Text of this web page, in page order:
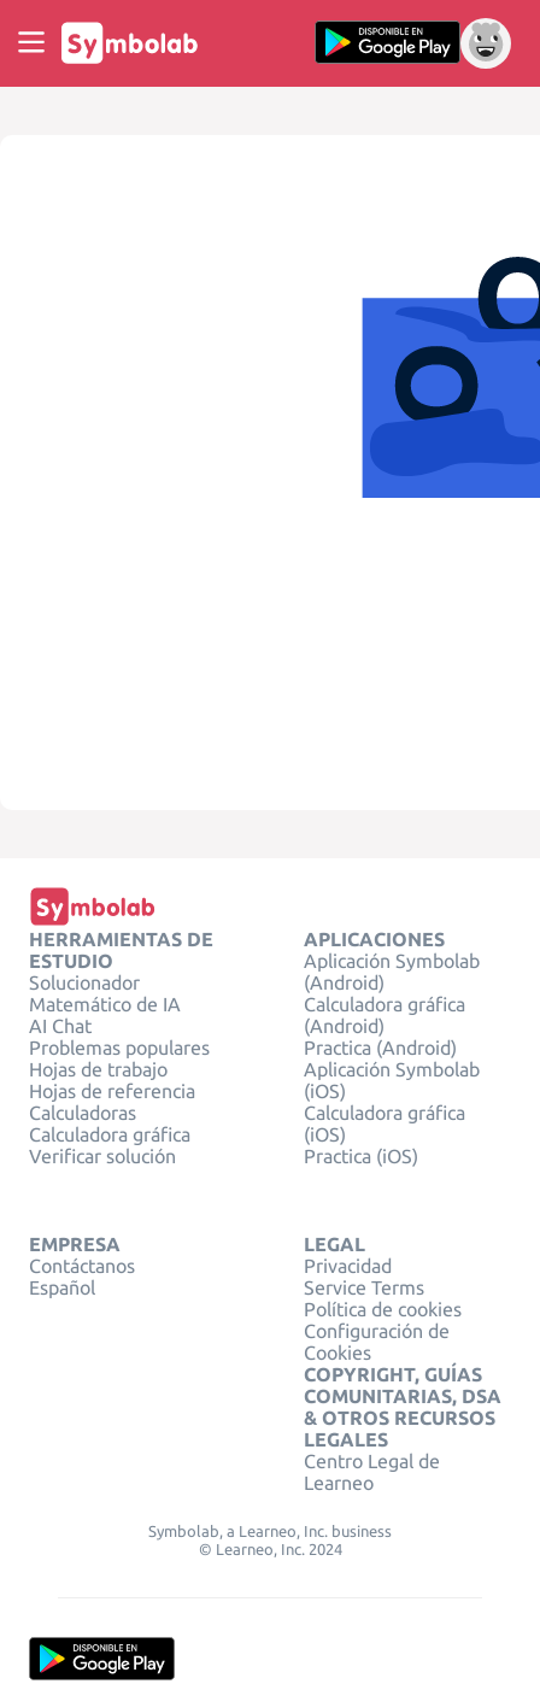
HERRAMIENTAS DE
ESTUDIO
Solucionador
Matemático de IA
AI Chat
Problemas populares
Hojas de trabajo
Hojas de referencia
Calculadoras
Calculadora gráfica
Verificar solución
APLICACIONES
Aplicación Symbolab
(Android)
Calculadora gráfica
(Android)
Practica (Android)
Aplicación Symbolab
(iOS)
Calculadora gráfica
(iOS)
Practica (iOS)
EMPRESA
Contáctanos
Español
LEGAL
Privacidad
Service Terms
Política de cookies
Configuración de
Cookies
COPYRIGHT, GUÍAS
COMUNITARIAS, DSA
& OTROS RECURSOS
LEGALES
Centro Legal de
Learneo
Symbolab, a Learneo, Inc. business
© Learneo, Inc. 2024